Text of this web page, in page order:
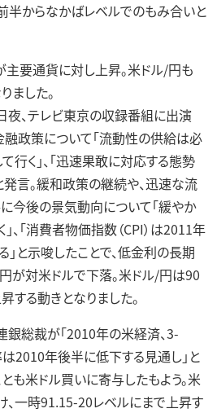
からなかばレベルでのもみ合いと
主要通貨に対し上昇。米ドル/円も
ました。
、テレビ東京の収録番組に出演
融政策について「流動性の供給は必
く」、「迅速果敢に対応する態勢
発言。緩和政策の継続や、迅速な流
今後の景気動向について「緩やか
、「消費者物価指数（CPI）は2011年
と示唆したことで、低金利の長期
が対米ドルで下落。米ドル/円は90
する動きとなりました。
銀総裁が「2010年の米経済、3-
は2010年後半に低下する見通し」と
も米ドル買いに寄与したもよう。米
一時91.15-20レベルにまで上昇す